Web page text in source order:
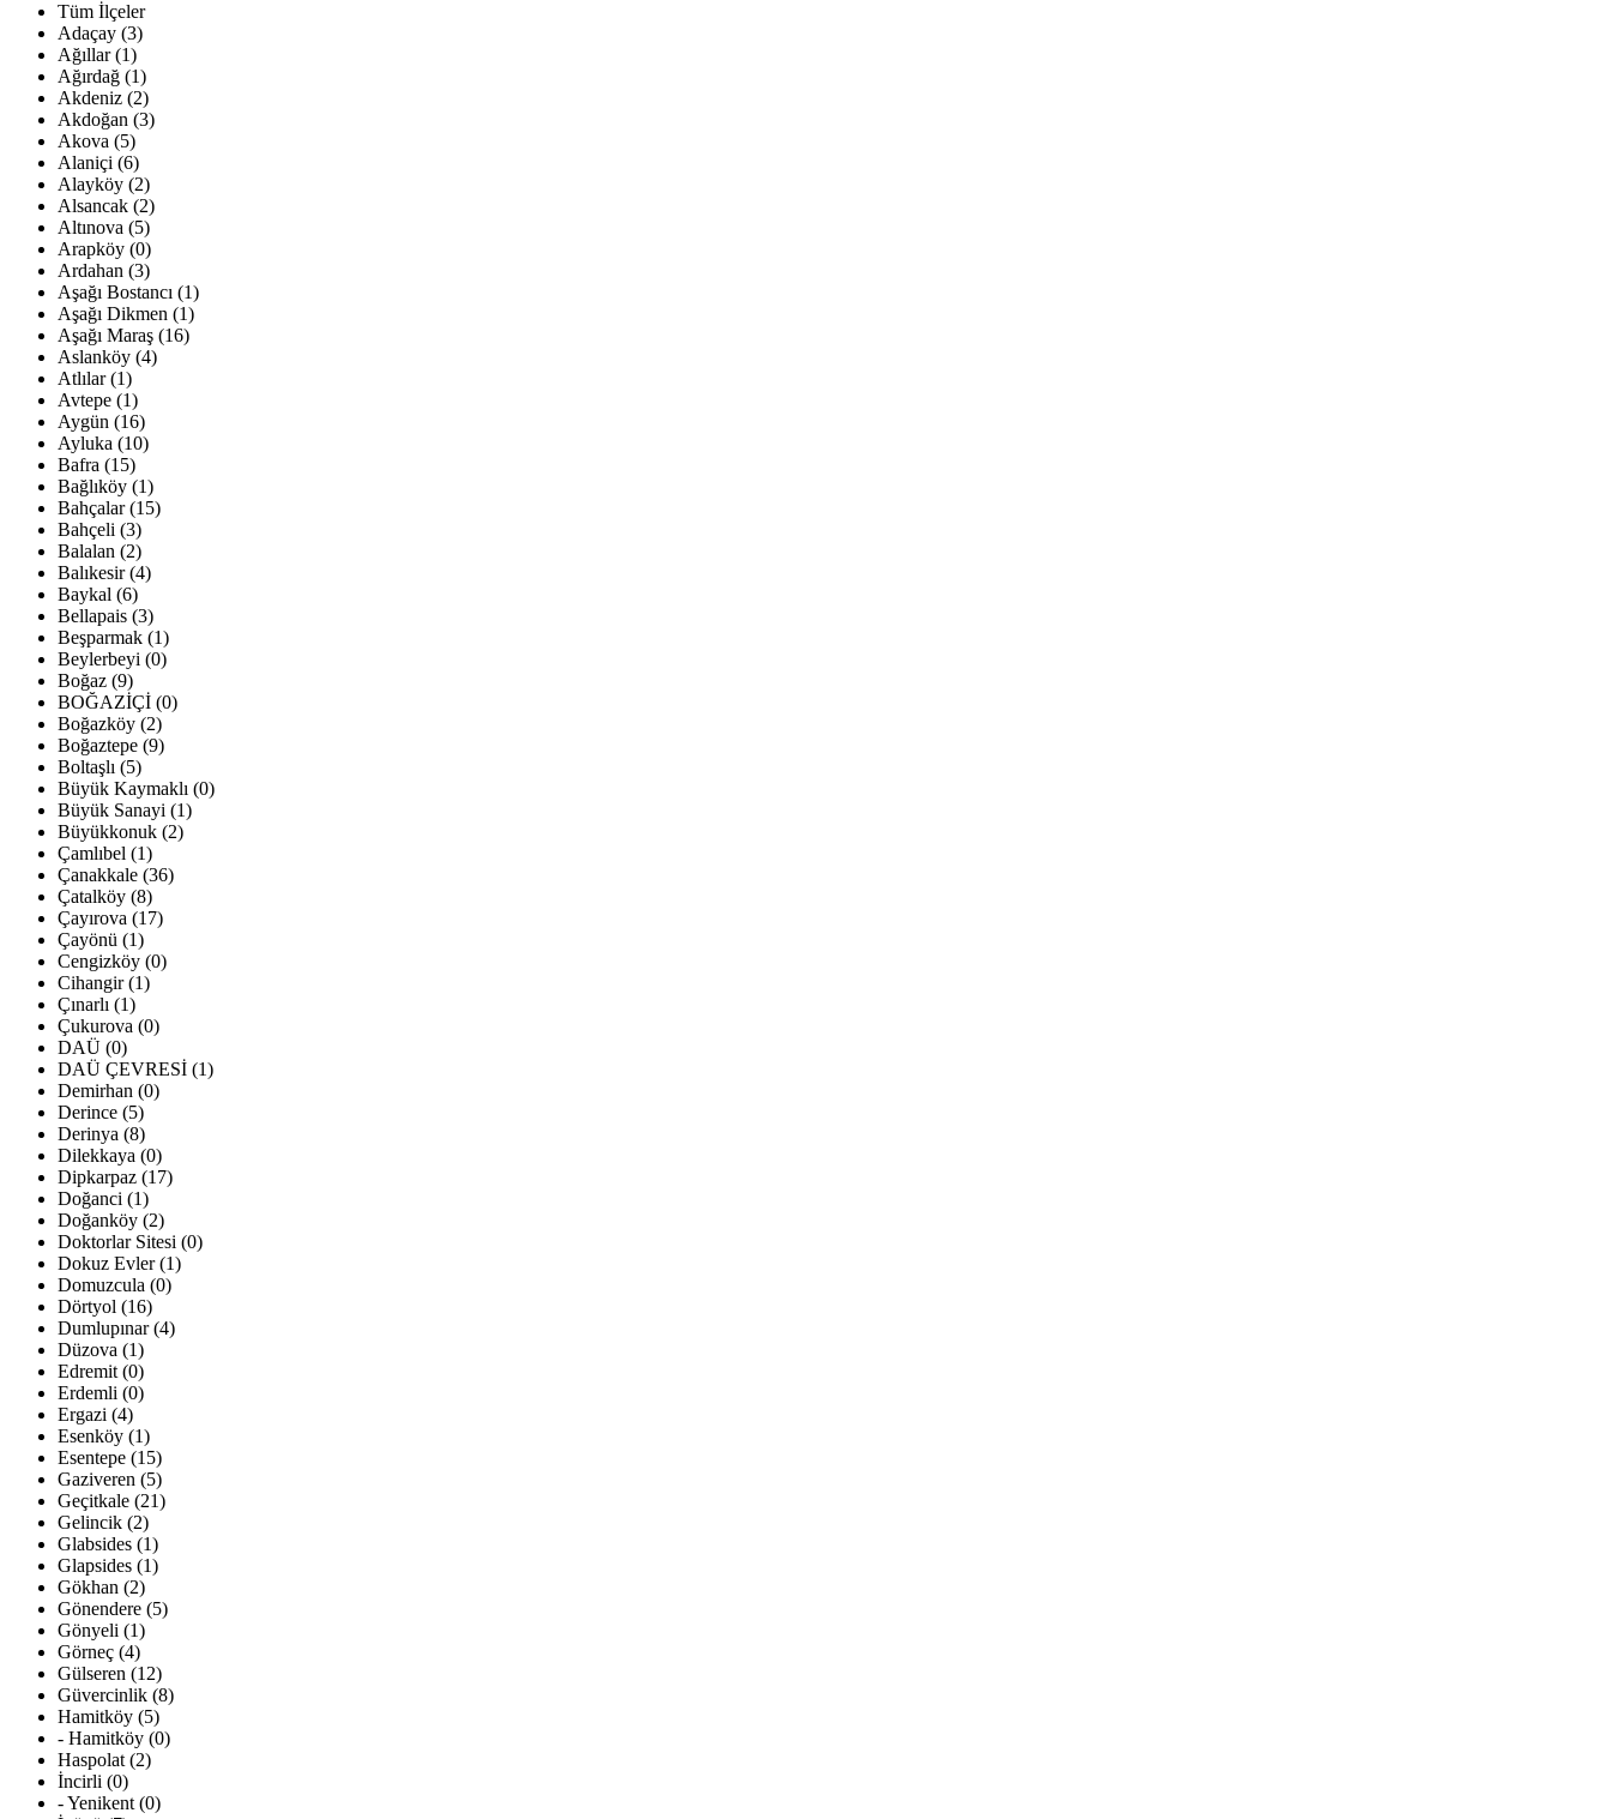
Tüm İlçeler
Adaçay (3)
Ağıllar (1)
Ağırdağ (1)
Akdeniz (2)
Akdoğan (3)
Akova (5)
Alaniçi (6)
Alayköy (2)
Alsancak (2)
Altınova (5)
Arapköy (0)
Ardahan (3)
Aşağı Bostancı (1)
Aşağı Dikmen (1)
Aşağı Maraş (16)
Aslanköy (4)
Atlılar (1)
Avtepe (1)
Aygün (16)
Ayluka (10)
Bafra (15)
Bağlıköy (1)
Bahçalar (15)
Bahçeli (3)
Balalan (2)
Balıkesir (4)
Baykal (6)
Bellapais (3)
Beşparmak (1)
Beylerbeyi (0)
Boğaz (9)
BOĞAZİÇİ (0)
Boğazköy (2)
Boğaztepe (9)
Boltaşlı (5)
Büyük Kaymaklı (0)
Büyük Sanayi (1)
Büyükkonuk (2)
Çamlıbel (1)
Çanakkale (36)
Çatalköy (8)
Çayırova (17)
Çayönü (1)
Cengizköy (0)
Cihangir (1)
Çınarlı (1)
Çukurova (0)
DAÜ (0)
DAÜ ÇEVRESİ (1)
Demirhan (0)
Derince (5)
Derinya (8)
Dilekkaya (0)
Dipkarpaz (17)
Doğanci (1)
Doğanköy (2)
Doktorlar Sitesi (0)
Dokuz Evler (1)
Domuzcula (0)
Dörtyol (16)
Dumlupınar (4)
Düzova (1)
Edremit (0)
Erdemli (0)
Ergazi (4)
Esenköy (1)
Esentepe (15)
Gaziveren (5)
Geçitkale (21)
Gelincik (2)
Glabsides (1)
Glapsides (1)
Gökhan (2)
Gönendere (5)
Gönyeli (1)
Görneç (4)
Gülseren (12)
Güvercinlik (8)
Hamitköy (5)
- Hamitköy (0)
Haspolat (2)
İncirli (0)
- Yenikent (0)